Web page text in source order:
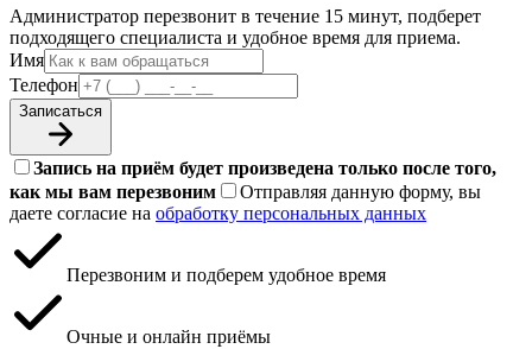
Администратор перезвонит в течение 15 минут, подберет
подходящего специалиста и удобное время для приема.
Имя
Телефон
Записаться
Запись на приём будет произведена только после того,
как мы вам перезвоним
Отправляя данную форму, вы
даете согласие на обработку персональных данных
Перезвоним и подберем удобное время
Очные и онлайн приёмы